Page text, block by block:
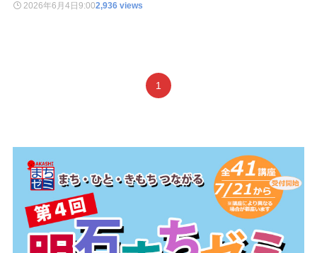
2026年6月4日 9:002,936 views
1